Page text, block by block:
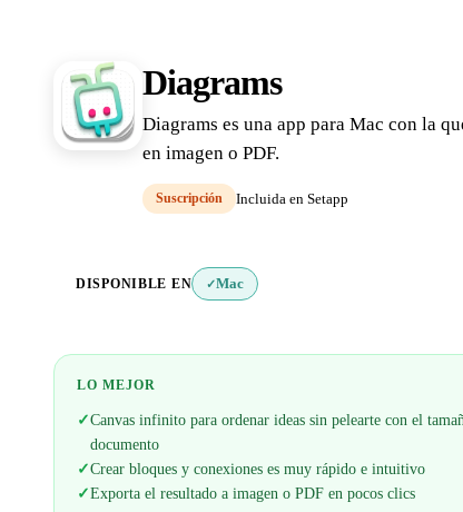
Diagrams
Diagrams es una app para Mac con la
en imagen o PDF.
Suscripción Incluida en Setapp
DISPONIBLE EN ✓Mac
LO MEJOR
✓Canvas infinito para ordenar ideas sin pelearte con el
documento
✓Crear bloques y conexiones es muy rápido e intuitivo
✓Exporta el resultado a imagen o PDF en pocos clics